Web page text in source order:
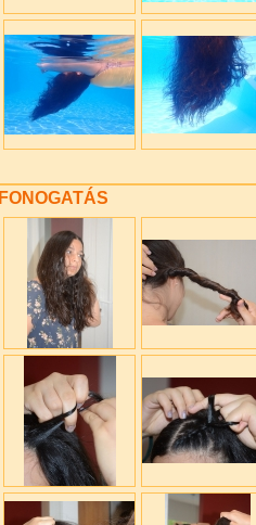
FONOGATÁS